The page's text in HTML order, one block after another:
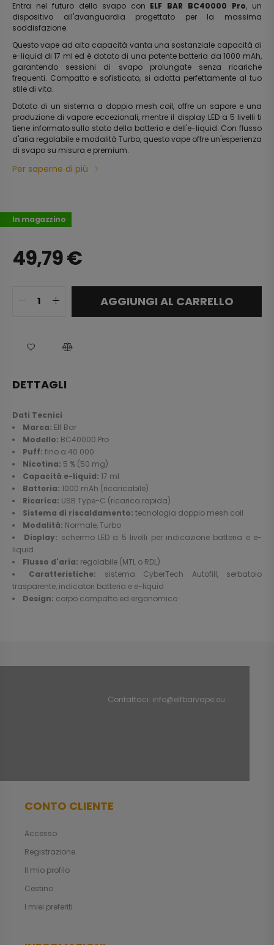
Entra nel futuro dello svapo con ELF BAR BC40000 Pro, un
dispositivo all'avanguardia progettato per la massima
soddisfazione.
Questo vape ad alta capacità vanta una sostanziale capacità di
e-liquid di 17 ml ed è dotato di una potente batteria da 1000 mAh,
garantendo sessioni di svapo prolungate senza ricariche
frequenti. Compatto e sofisticato, si adatta perfettamente al tuo
stile di vita.
Dotato di un sistema a doppio mesh coil, offre un sapore e una
produzione di vapore eccezionali, mentre il display LED a 5 livelli ti
tiene informato sullo stato della batteria e dell'e-liquid. Con flusso
d'aria regolabile e modalità Turbo, questo vape offre un'esperienza
di svapo su misura e premium.
Per saperne di più
In magazzino
49,79€
AGGIUNGI AL CARRELLO
DETTAGLI
Dati Tecnici
Marca: Elf Bar
Modello: BC40000 Pro
Puff: fino a 40 000
Nicotina: 5 % (50 mg)
Capacità e-liquid: 17 ml
Batteria: 1000 mAh (ricaricabile)
Ricarica: USB Type-C (ricarica rapida)
Sistema di riscaldamento: tecnologia doppio mesh coil
Modalità: Normale, Turbo
Display: schermo LED a 5 livelli per indicazione batteria e e-
liquid
Flusso d'aria: regolabile (MTL o RDL)
Caratteristiche: sistema CyberTech Autofill, serbatoio
trasparente, indicatori batteria e e-liquid
Design: corpo compatto ed ergonomico
Contattaci: info@elfbarvape.eu
CONTO CLIENTE
Accesso
Registrazione
Il mio profilo
Cestino
I miei preferiti